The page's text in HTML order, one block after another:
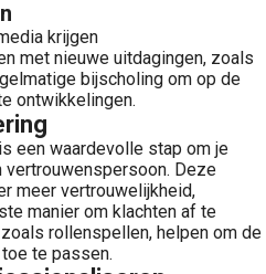
krijgen
met nieuwe uitdagingen, zoals
bijscholing om op de
ontwikkelingen.
een waardevolle stap om je
Deze
meer vertrouwelijkheid,
manier om klachten af te
rollenspellen, helpen om de
te passen.